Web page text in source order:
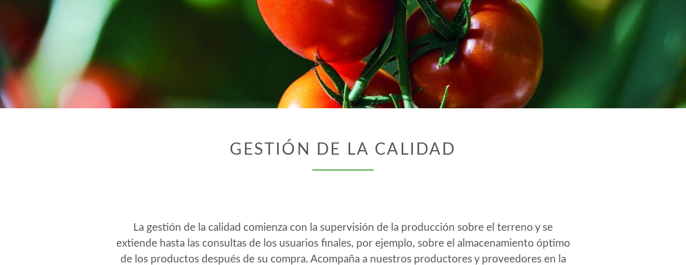
GESTIÓN DE LA CALIDAD
La gestión de la calidad comienza con la supervisión de la producción sobre el terreno y se
extiende hasta las consultas de los usuarios finales, por ejemplo, sobre el almacenamiento óptimo
de los productos después de su compra. Acompaña a nuestros productores y proveedores en la